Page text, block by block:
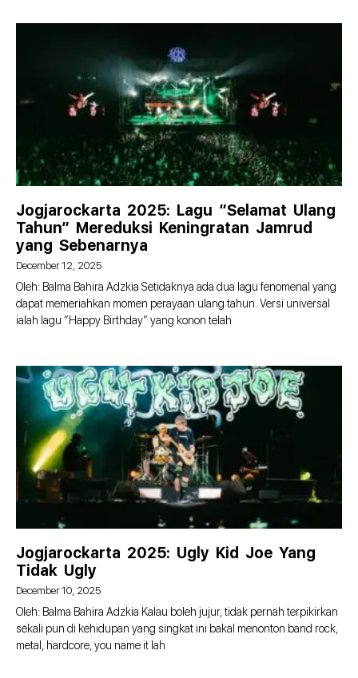
Jogjarockarta 2025: Lagu “Selamat Ulang
Tahun” Mereduksi Keningratan Jamrud
yang Sebenarnya
December 12, 2025
Oleh: Balma Bahira Adzkia Setidaknya ada dua lagu fenomenal yang
dapat memeriahkan momen perayaan ulang tahun. Versi universal
ialah lagu “Happy Birthday” yang konon telah
Jogjarockarta 2025: Ugly Kid Joe Yang
Tidak Ugly
December 10, 2025
Oleh: Balma Bahira Adzkia Kalau boleh jujur, tidak pernah terpikirkan
sekali pun di kehidupan yang singkat ini bakal menonton band rock,
metal, hardcore, you name it lah